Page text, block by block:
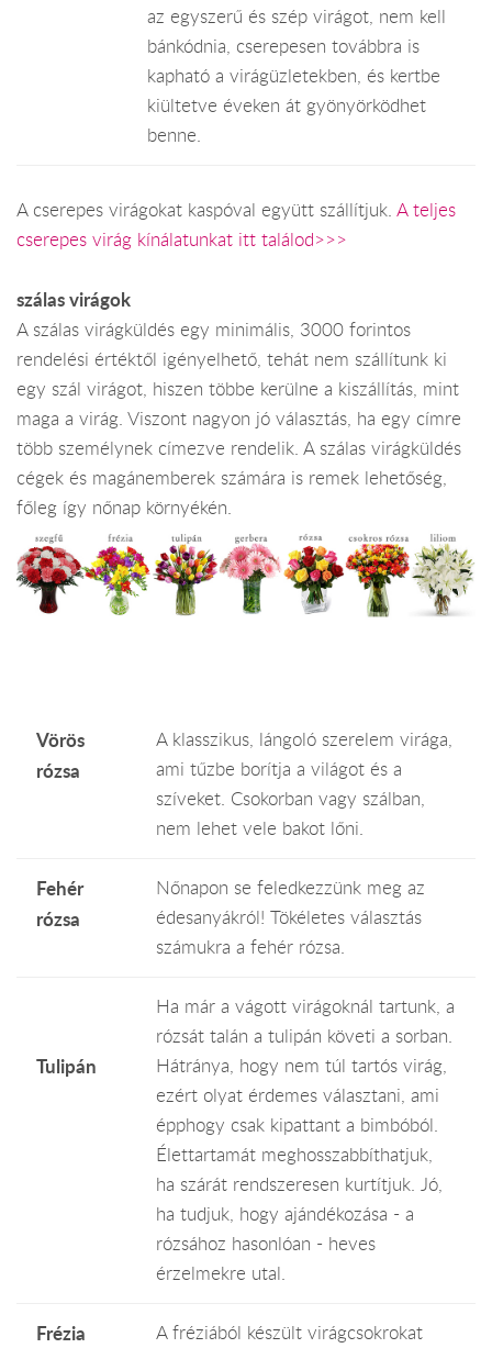
az egyszerű és szép virágot, nem kell
bánkódnia, cserepesen továbbra is
kapható a virágüzletekben, és kertbe
kiültetve éveken át gyönyörködhet
benne.
A cserepes virágokat kaspóval együtt szállítjuk. A teljes
cserepes virág kínálatunkat itt találod>>>
szálas virágok
A szálas virágküldés egy minimális, 3000 forintos
rendelési értéktől igényelhető, tehát nem szállítunk ki
egy szál virágot, hiszen többe kerülne a kiszállítás, mint
maga a virág. Viszont nagyon jó választás, ha egy címre
több személynek címezve rendelik. A szálas virágküldés
cégek és magánemberek számára is remek lehetőség,
főleg így nőnap környékén.
Vörös
rózsa
A klasszikus, lángoló szerelem virága,
ami tűzbe borítja a világot és a
szíveket. Csokorban vagy szálban,
nem lehet vele bakot lőni.
Fehér
rózsa
Nőnapon se feledkezzünk meg az
édesanyákról! Tökéletes választás
számukra a fehér rózsa.
Tulipán
Ha már a vágott virágoknál tartunk, a
rózsát talán a tulipán követi a sorban.
Hátránya, hogy nem túl tartós virág,
ezért olyat érdemes választani, ami
épphogy csak kipattant a bimbóból.
Élettartamát meghosszabbíthatjuk,
ha szárát rendszeresen kurtítjuk. Jó,
ha tudjuk, hogy ajándékozása - a
rózsához hasonlóan - heves
érzelmekre utal.
Frézia
A fréziából készült virágcsokrokat